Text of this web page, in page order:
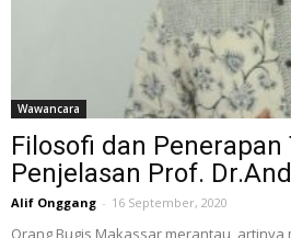
Wawancara
Filosofi dan Penerapan
Penjelasan Prof.
Alif Onggang - 16 September, 2020